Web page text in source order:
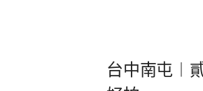
台中南屯︱